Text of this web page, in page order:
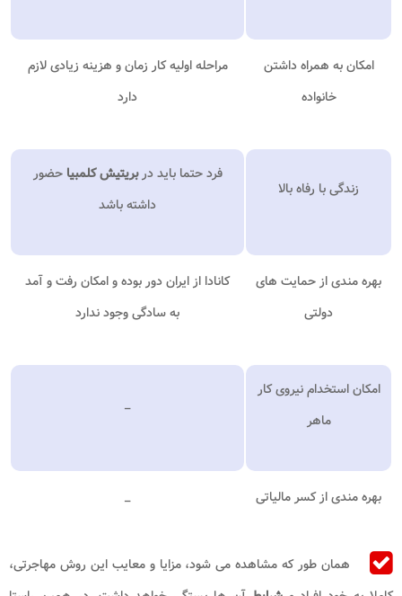
امکان به همراه داشتن
خانواده
مراحله اولیه کار زمان و هزینه زیادی لازم
دارد
زندگی با رفاه بالا
فرد حتما باید دربریتیش کلمبیا حضور
داشته باشد
بهره مندی از حمایت های
دولتی
کانادا از ایران دور بوده و امکان رفت و آمد
به سادگی وجود ندارد
امکان استخدام نیروی کار
ماهر
_
بهره مندی از کسر مالیاتی _
همان طور که مشاهده می شود، مزایا و معایب این روش مهاجرتی،